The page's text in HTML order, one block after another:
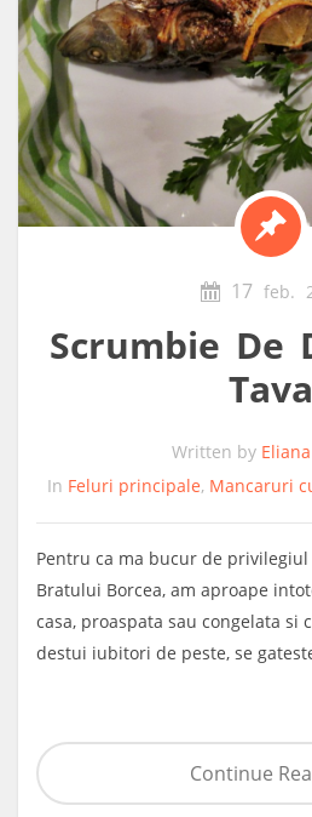
Scrumbie De
Tava
Written by
In Feluri principale, Mancaruri
Pentru ca ma bucur de
Bratului Borcea, am aproape
casa, proaspata sau congelata si
destui iubitori de peste, se
17feb.
Continue